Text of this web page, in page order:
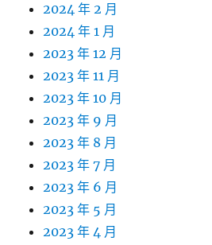
2024 年 2 月
2024 年 1 月
2023 年 12 月
2023 年 11 月
2023 年 10 月
2023 年 9 月
2023 年 8 月
2023 年 7 月
2023 年 6 月
2023 年 5 月
2023 年 4 月